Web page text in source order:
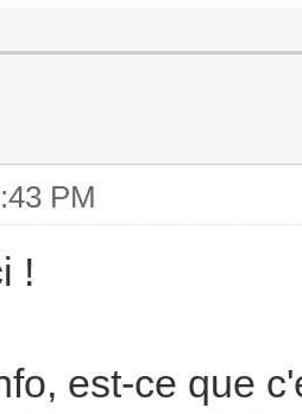
PM
!
est-ce que